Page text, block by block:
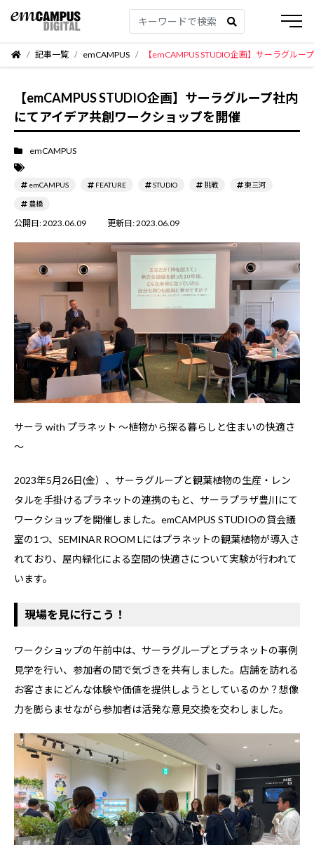
記事一覧 emCAMPUS 【emCAMPUS STUDIO企画】サーラグル
【emCAMPUS STUDIO企画】サーラグループ社内
にてアイデア共創ワークショップを開催
emCAMPUS
emCAMPUS FEATURE STUDIO 挑戦 東三河
豊橋
公開日:2023.06.09 更新日:2023.06.09
サーラ with プラネット ～植物から探る暮らしと住まいの快適さ
～
2023年5月26日(金）、サーラグループと観葉植物の生産・レン
タルを手掛けるプラネットの連携のもと、サーラプラザ豊川にて
ワークショップを開催しました。emCAMPUS STUDIOの貸会議
室の1つ、SEMINAR ROOM Lにはプラネットの観葉植物が導入さ
れており、屋内緑化による空間の快適さについて実験が行われて
います。
現場を見に行こう ！
ワークショップの午前中は、サーラグループとプラネットの事例
見学を行い、参加者の間で気づきを共有しました。店舗を訪れる
お客さまにどんな体験や価値を提供しようとしているのか？想像
力を膨らませながら参加者は活発な意見交換を交わしました。